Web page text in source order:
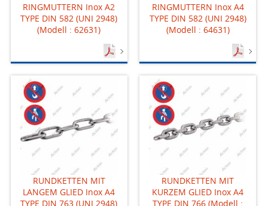
RINGMUTTERN Inox A2
TYPE DIN 582 (UNI 2948)
(Modell : 62631)
RINGMUTTERN Inox A4
TYPE DIN 582 (UNI 2948)
(Modell : 64631)
RUNDKETTEN MIT
LANGEM GLIED Inox A4
TYPE DIN 763 (UNI 2948)
RUNDKETTEN MIT
KURZEM GLIED Inox A4
TYPE DIN 766 (Modell :